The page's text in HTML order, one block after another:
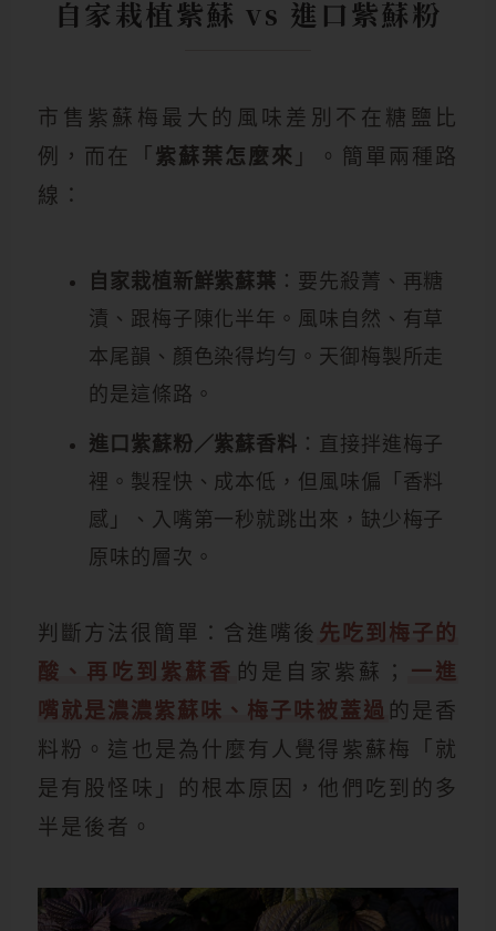
自家栽植紫蘇 vs 進口紫蘇粉
市售紫蘇梅最大的風味差別不在糖鹽比
例，而在「 紫蘇葉怎麼來 」。簡單兩種路
線：
自家栽植新鮮紫蘇葉 ：要先殺菁、再糖
漬、跟梅子陳化半年。風味自然、有草
本尾韻、顏色染得均勻。天御梅製所走
的是這條路。
進口紫蘇粉／紫蘇香料 ：直接拌進梅子
裡。製程快、成本低，但風味偏「香料
感」、入嘴第一秒就跳出來，缺少梅子
原味的層次。
判斷方法很簡單：含進嘴後 先吃到梅子的
酸、再吃到紫蘇香 的是自家紫蘇；
一進
嘴就是濃濃紫蘇味、梅子味被蓋過 的是香
料粉。這也是為什麼有人覺得紫蘇梅「就
是有股怪味」的根本原因，他們吃到的多
半是後者。